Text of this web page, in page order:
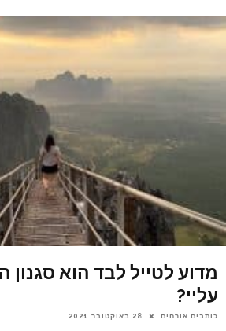
מדוע לטייל לבד הוא סגנון
עליי?
כותבים אורחים 28 באוקטובר 2021